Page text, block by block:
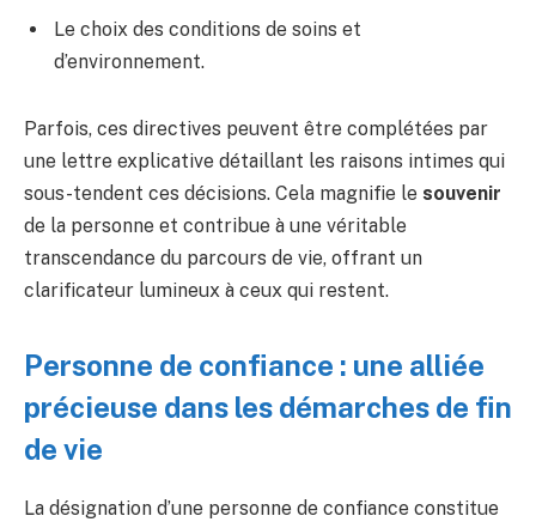
Le choix des conditions de soins et
d’environnement.
Parfois, ces directives peuvent être complétées par
une lettre explicative détaillant les raisons intimes qui
sous-tendent ces décisions. Cela magnifie le souvenir
de la personne et contribue à une véritable
transcendance du parcours de vie, offrant un
clarificateur lumineux à ceux qui restent.
Personne de confiance : une alliée
précieuse dans les démarches de fin
de vie
La désignation d’une personne de confiance constitue